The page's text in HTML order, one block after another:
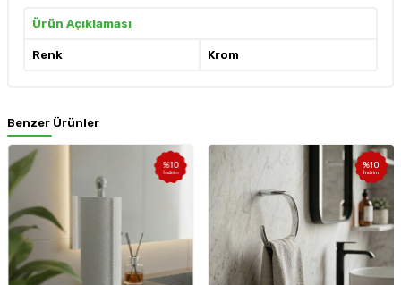
Ürün Açıklaması
Renk Krom
Benzer Ürünler
%10
İndirim
%10
İndirim